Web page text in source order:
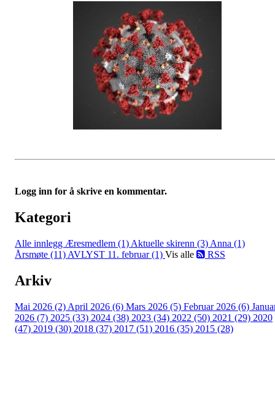
Logg inn for å skrive en kommentar.
Kategori
Alle innlegg Æresmedlem (1) Aktuelle skirenn (3) Anna (1)
Årsmøte (11) AVLYST 11. februar (1) Vis alle RSS
Arkiv
Mai 2026 (2) April 2026 (6) Mars 2026 (5) Februar 2026 (6)
2026 (7) 2025 (33) 2024 (38) 2023 (34) 2022 (50) 2021 (29) 2020
(47) 2019 (30) 2018 (37) 2017 (51) 2016 (35) 2015 (28)